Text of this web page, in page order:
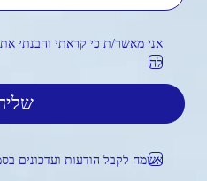
אני מאשר/ת כי קראתי והבנתי את
לה
אשמח לקבל הודעות ועדכונים